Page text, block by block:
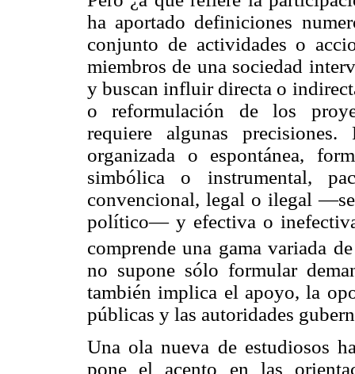
ha aportado definiciones
conjunto de actividades o
miembros de una sociedad
y buscan influir directa o
o reformulación de los
requiere algunas
organizada o espontánea,
simbólica o instrumental,
convencional, legal o ilegal
político— y efectiva o
comprende una gama variada
no supone sólo formular
también implica el apoyo, la
públicas y las autoridades
Una ola nueva de estudiosos
pone el acento en las